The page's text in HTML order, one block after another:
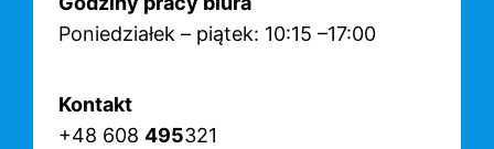
Poniedziałek – piątek: 10:15 –17:00
Kontakt
+48 608 495321